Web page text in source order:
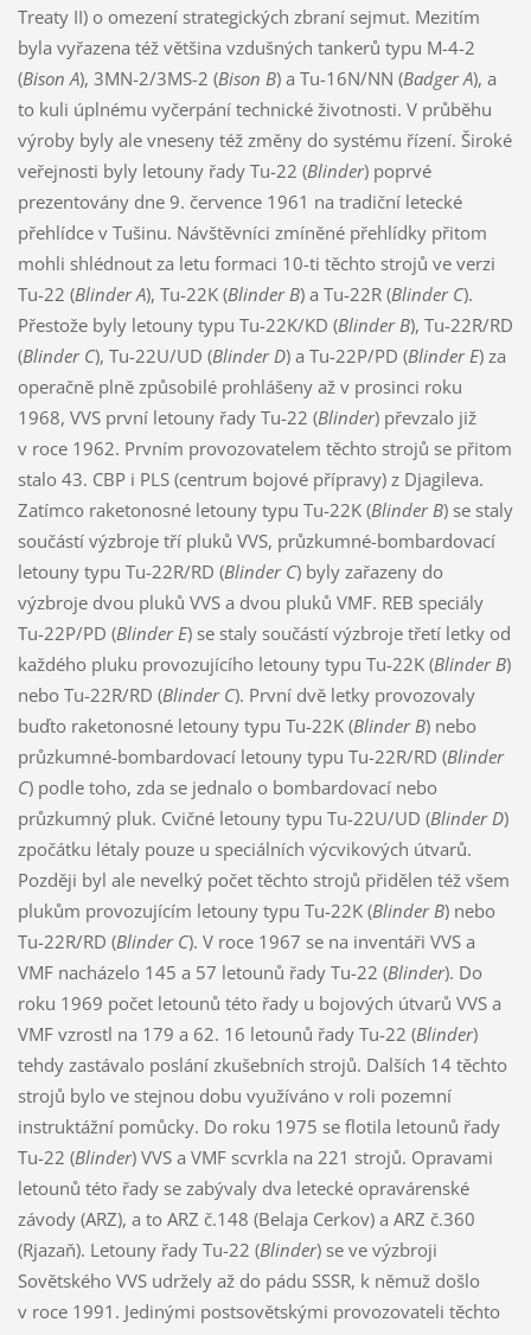
Treaty II) o omezení strategických zbraní sejmut. Mezitím
byla vyřazena též většina vzdušných tankerů typu M-4-2
(Bison A), 3MN-2/3MS-2 (Bison B) a Tu-16N/NN (Badger A), a
to kuli úplnému vyčerpání technické životnosti. V průběhu
výroby byly ale vneseny též změny do systému řízení. Široké
veřejnosti byly letouny řady Tu-22 (Blinder) poprvé
prezentovány dne 9. července 1961 na tradiční letecké
přehlídce v Tušinu. Návštěvníci zmíněné přehlídky přitom
mohli shlédnout za letu formaci 10-ti těchto strojů ve verzi
Tu-22 (Blinder A), Tu-22K (Blinder B) a Tu-22R (Blinder C).
Přestože byly letouny typu Tu-22K/KD (Blinder B), Tu-22R/RD
(Blinder C), Tu-22U/UD (Blinder D) a Tu-22P/PD (Blinder E) za
operačně plně způsobilé prohlášeny až v prosinci roku
1968, VVS první letouny řady Tu-22 (Blinder) převzalo již
v roce 1962. Prvním provozovatelem těchto strojů se přitom
stalo 43. CBP i PLS (centrum bojové přípravy) z Djagileva.
Zatímco raketonosné letouny typu Tu-22K (Blinder B) se staly
součástí výzbroje tří pluků VVS, průzkumné-bombardovací
letouny typu Tu-22R/RD (Blinder C) byly zařazeny do
výzbroje dvou pluků VVS a dvou pluků VMF. REB speciály
Tu-22P/PD (Blinder E) se staly součástí výzbroje třetí letky od
každého pluku provozujícího letouny typu Tu-22K (Blinder B)
nebo Tu-22R/RD (Blinder C). První dvě letky provozovaly
buďto raketonosné letouny typu Tu-22K (Blinder B) nebo
průzkumné-bombardovací letouny typu Tu-22R/RD (Blinder
C) podle toho, zda se jednalo o bombardovací nebo
průzkumný pluk. Cvičné letouny typu Tu-22U/UD (Blinder D)
zpočátku létaly pouze u speciálních výcvikových útvarů.
Později byl ale nevelký počet těchto strojů přidělen též všem
plukům provozujícím letouny typu Tu-22K (Blinder B) nebo
Tu-22R/RD (Blinder C). V roce 1967 se na inventáři VVS a
VMF nacházelo 145 a 57 letounů řady Tu-22 (Blinder). Do
roku 1969 počet letounů této řady u bojových útvarů VVS a
VMF vzrostl na 179 a 62. 16 letounů řady Tu-22 (Blinder)
tehdy zastávalo poslání zkušebních strojů. Dalších 14 těchto
strojů bylo ve stejnou dobu využíváno v roli pozemní
instruktážní pomůcky. Do roku 1975 se flotila letounů řady
Tu-22 (Blinder) VVS a VMF scvrkla na 221 strojů. Opravami
letounů této řady se zabývaly dva letecké opravárenské
závody (ARZ), a to ARZ č.148 (Belaja Cerkov) a ARZ č.360
(Rjazaň). Letouny řady Tu-22 (Blinder) se ve výzbroji
Sovětského VVS udržely až do pádu SSSR, k němuž došlo
v roce 1991. Jedinými postsovětskými provozovateli těchto